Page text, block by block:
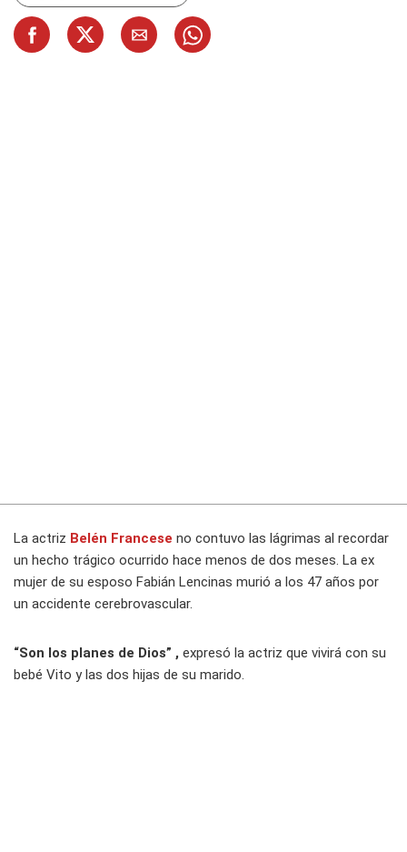
La actriz Belén Francese no contuvo las lágrimas al recordar
un hecho trágico ocurrido hace menos de dos meses. La ex
mujer de su esposo Fabián Lencinas murió a los 47 años por
un accidente cerebrovascular.
“Son los planes de Dios” , expresó la actriz que vivirá con su
bebé Vito y las dos hijas de su marido.